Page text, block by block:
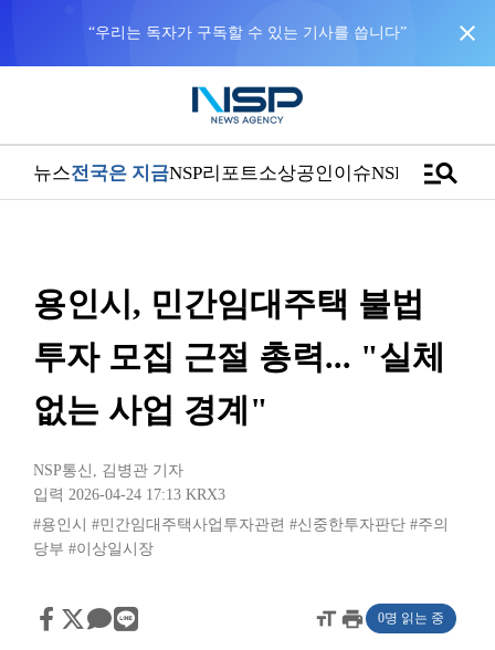
close
뉴스전국은 지금NSP리포트소상공인이슈NSPTVmanage_search
용인시, 민간임대주택 불법
투자 모집 근절 총력... "실체
없는 사업 경계"
NSP통신 , 김병관 기자
입력 2026-04-24 17:13 KRX3
#용인시
#민간임대주택사업투자관련 #신중한투자판단 #주의
당부 #이상일시장
format_sizeprint 0명 읽는 중